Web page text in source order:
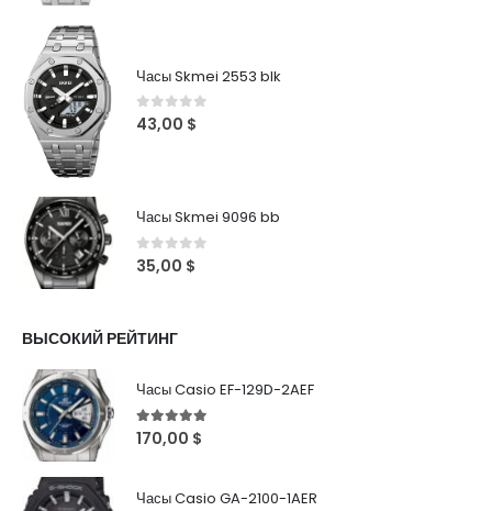
Часы Skmei 2553 blk
0 out of 5
43,00 $
Часы Skmei 9096 bb
0out of 5
35,00 $
ВЫСОКИЙ РЕЙТИНГ
Часы Casio EF-129D-2AEF
5out of 5
170,00 $
Часы Casio GA-2100-1AER